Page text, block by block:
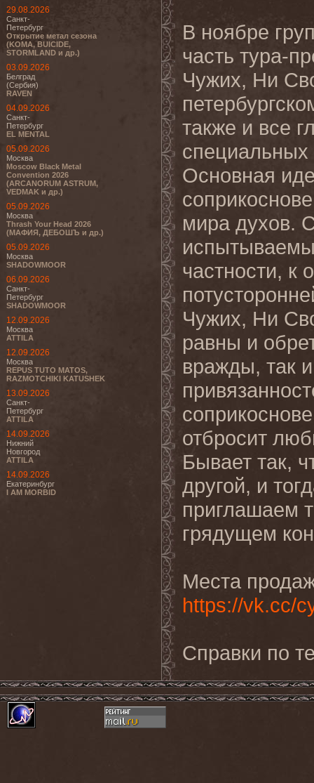
29.08.2026
Санкт-
Петербург
Открытие метал сезона
(KOMA, BUICIDE,
STORMLAND и др.)
03.09.2026
Белград
(Сербия)
RAVEN
04.09.2026
Санкт-
Петербург
EL MENTAL
05.09.2026
Москва
Moscow Black Metal
Convention 2026
(ARCANORUM ASTRUM,
VEDMAK и др.)
05.09.2026
Москва
Thrash Your Head 2026
(МАФИЯ, ДЕБОШЪ и др.)
05.09.2026
Москва
SHADOWMOOR
06.09.2026
Санкт-
Петербург
SHADOWMOOR
12.09.2026
Москва
ATTILA
12.09.2026
Москва
REPUS TUTO MATOS,
RAZMOTCHIKI KATUSHEK
13.09.2026
Санкт-
Петербург
ATTILA
14.09.2026
Нижний
Новгород
ATTILA
14.09.2026
Екатеринбург
I AM MORBID
В ноябре
часть тура-
Чужих, Ни
также и все
специальных
Основная
мира духов.
частности, к
Чужих, Ни
равны и
вражды, так
отбросит
Бывает так,
другой, и
приглашаем
грядущем
Места
https://vk.cc/
Справки по